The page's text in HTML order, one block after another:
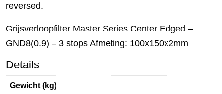
reversed.
Grijsverloopfilter Master Series Center Edged –
GND8(0.9) – 3 stops Afmeting: 100x150x2mm
Details
Gewicht (kg)